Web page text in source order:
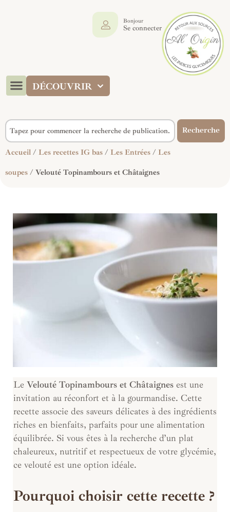
DÉCOUVRIR
Bonjour
Se connecter
Recherche
Accueil / Les recettes IG bas / Les Entrées / Les
soupes / Velouté Topinambours et Châtaignes
Le Velouté Topinambours et Châtaignes est une
invitation au réconfort et à la gourmandise. Cette
recette associe des saveurs délicates à des ingrédients
riches en bienfaits, parfaits pour une alimentation
équilibrée. Si vous êtes à la recherche d’un plat
chaleureux, nutritif et respectueux de votre glycémie,
ce velouté est une option idéale.
Pourquoi choisir cette recette ?